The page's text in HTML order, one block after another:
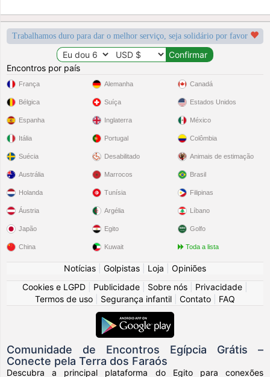
Trabalhamos duro para dar o melhor serviço, seja solidário por favor
Encontros por país
França
Bélgica
Espanha
Itália
Suécia
Alemanha
Suíça
Inglaterra
Portugal
Desabilitado
Canadá
Estados Unidos
México
Colômbia
Animais de estimação
Austrália
Holanda
Áustria
Japão
China
Marrocos
Tunísia
Argélia
Egito
Kuwait
Brasil
Filipinas
Líbano
Golfo
Toda a lista
Notícias Golpistas Loja
Opiniões
Cookies e LGPD
Publicidade Sobre nós Privacidade
Termos de uso
Segurança infantil Contato FAQ
Comunidade de Encontros Egípcia Grátis –
Conecte pela Terra dos Faraós
Descubra a principal plataforma do Egito para conexões